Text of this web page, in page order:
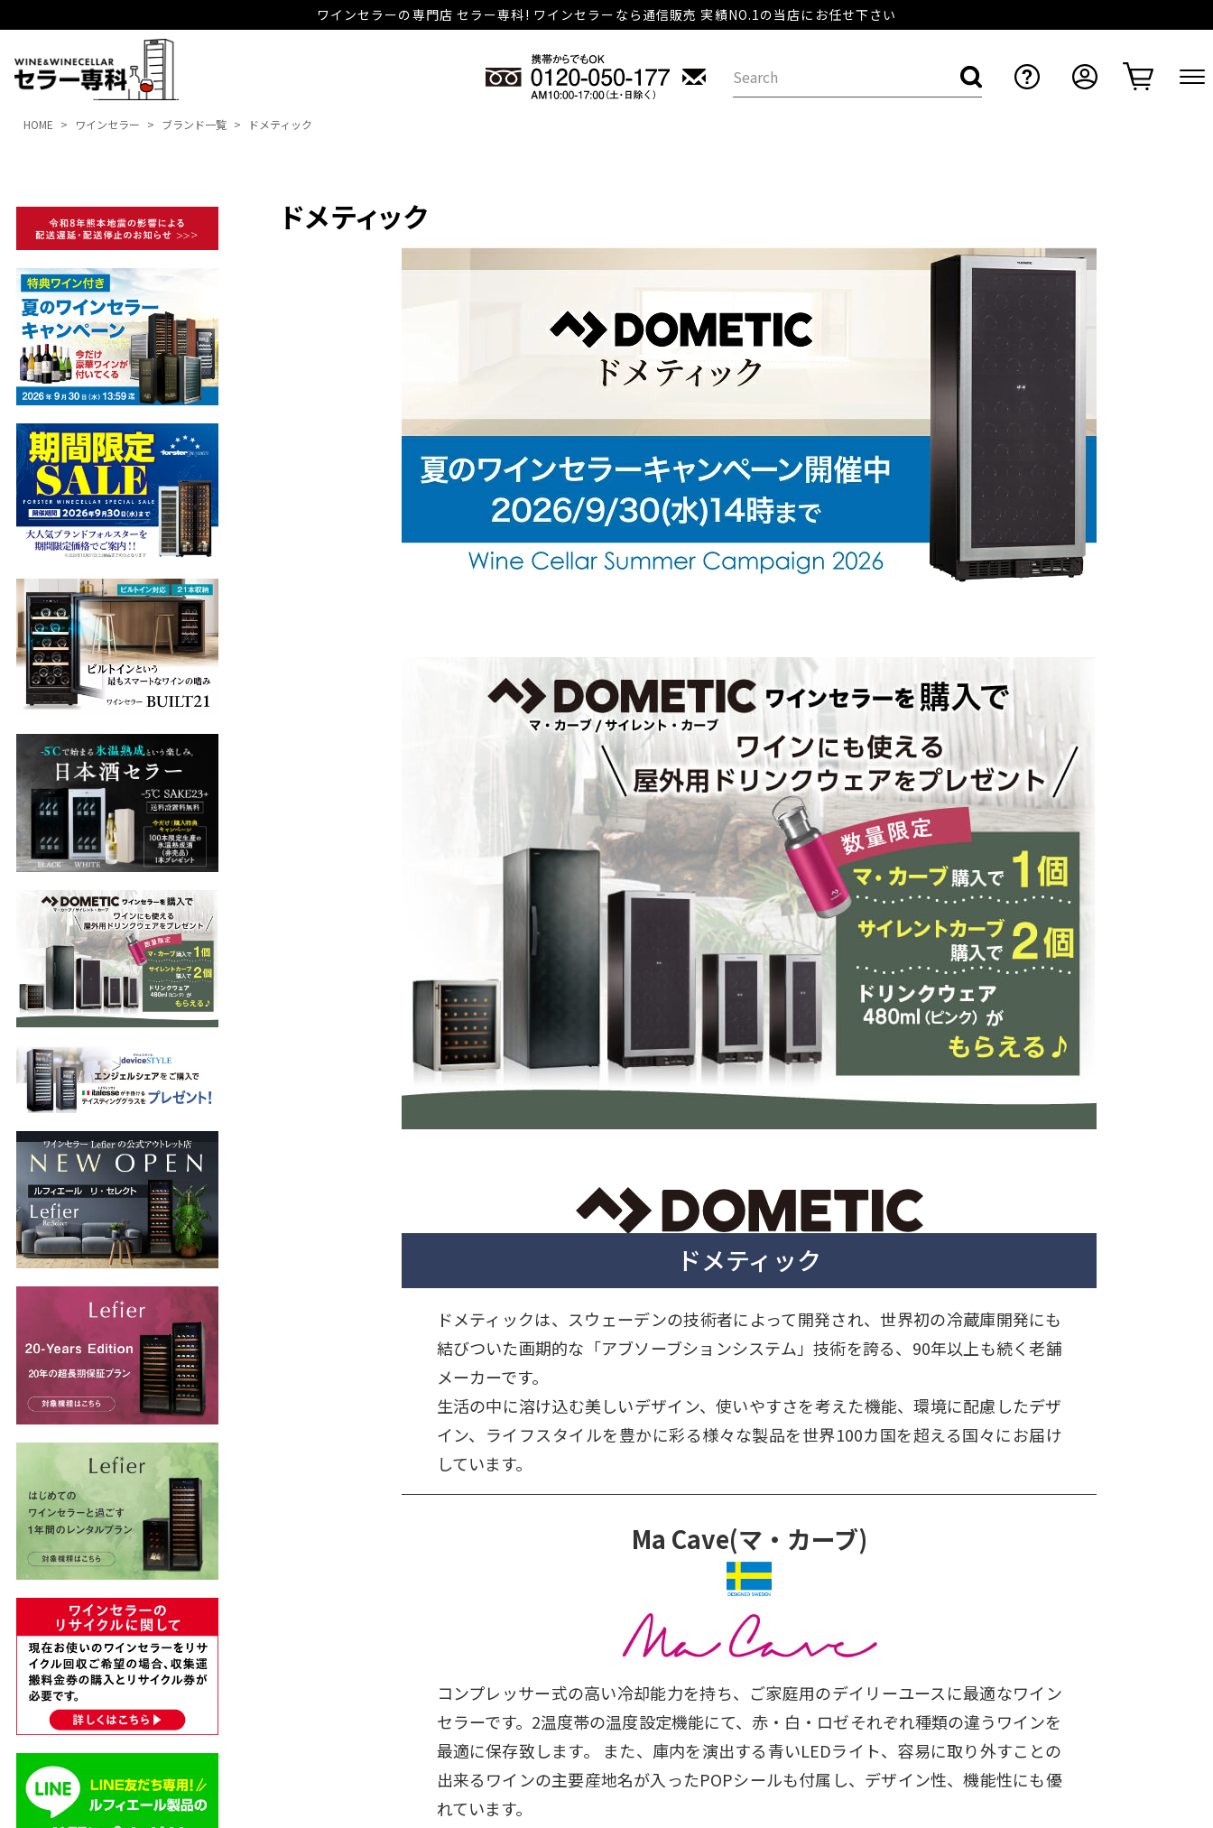
ワインセラーの専門店 セラー専科! ワインセラーなら通信販売 実績NO.1の当店にお任せ下さい
HOME ワインセラー ブランド一覧 ドメティック
ドメティック
ドメティック
ドメティックは、スウェーデンの技術者によって開発され、世界初の冷蔵庫開発にも
結びついた画期的な「アブソーブションシステム」技術を誇る、90年以上も続く老舗
メーカーです。
生活の中に溶け込む美しいデザイン、使いやすさを考えた機能、環境に配慮したデザ
イン、ライフスタイルを豊かに彩る様々な製品を世界100カ国を超える国々にお届け
しています。
Ma Cave(マ・カーブ)
コンプレッサー式の高い冷却能力を持ち、ご家庭用のデイリーユースに最適なワイン
セラーです。2温度帯の温度設定機能にて、赤・白・ロゼそれぞれ種類の違うワインを
最適に保存致します。 また、庫内を演出する青いLEDライト、容易に取り外すことの
出来るワインの主要産地名が入ったPOPシールも付属し、デザイン性、機能性にも優
れています。